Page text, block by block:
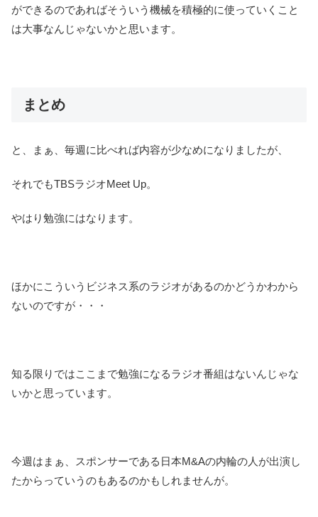
ができるのであればそういう機械を積極的に使っていくこと
は大事なんじゃないかと思います。
まとめ
と、まぁ、毎週に比べれば内容が少なめになりましたが、
それでもTBSラジオMeet Up。
やはり勉強にはなります。
ほかにこういうビジネス系のラジオがあるのかどうかわから
ないのですが・・・
知る限りではここまで勉強になるラジオ番組はないんじゃな
いかと思っています。
今週はまぁ、スポンサーである日本M&Aの内輪の人が出演し
たからっていうのもあるのかもしれませんが。